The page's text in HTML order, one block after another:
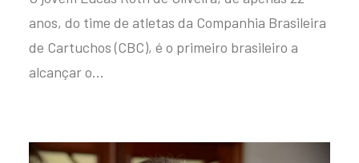
anos, do time de atletas da Companhia Brasileira
de Cartuchos (CBC), é o primeiro brasileiro a
alcançar o…